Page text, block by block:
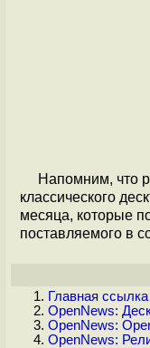
Напомним, что
классического
месяца, которые
поставляемого в
Главная
OpenNews:
OpenNews:
OpenNews: